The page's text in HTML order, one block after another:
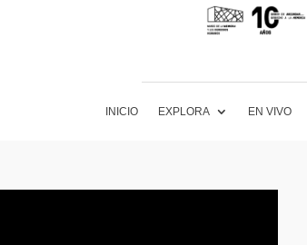
INICIO EXPLORA EN VIVO